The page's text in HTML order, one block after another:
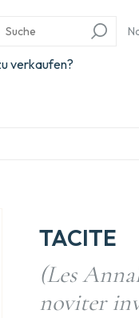
verkaufen?
TACITE
(Les
noviter